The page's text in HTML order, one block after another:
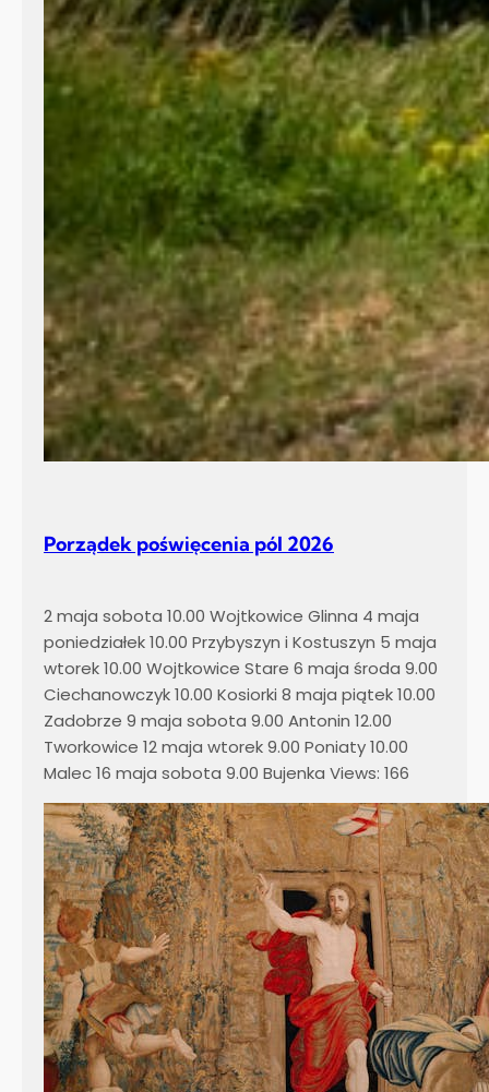
Porządek poświęcenia pól 2026
2 maja sobota 10.00 Wojtkowice Glinna 4 maja
poniedziałek 10.00 Przybyszyn i Kostuszyn 5 maja
wtorek 10.00 Wojtkowice Stare 6 maja środa 9.00
Ciechanowczyk 10.00 Kosiorki 8 maja piątek 10.00
Zadobrze 9 maja sobota 9.00 Antonin 12.00
Tworkowice 12 maja wtorek 9.00 Poniaty 10.00
Malec 16 maja sobota 9.00 Bujenka Views: 166